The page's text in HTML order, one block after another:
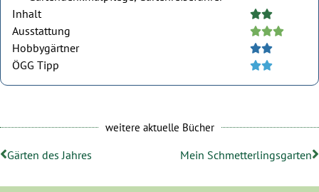
Inhalt

Ausstattung 
Hobbygärtner 
ÖGG Tipp 
weitere aktuelle Bücher
Gärten des Jahres Mein Schmetterlingsgarten